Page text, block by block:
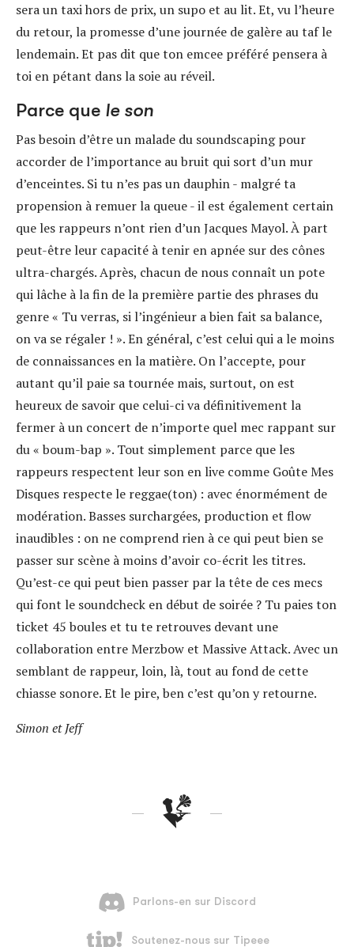
sera un taxi hors de prix, un supo et au lit. Et, vu l’heure
du retour, la promesse d’une journée de galère au taf le
lendemain. Et pas dit que ton emcee préféré pensera à
toi en pétant dans la soie au réveil.
Parce que le son
Pas besoin d’être un malade du soundscaping pour
accorder de l’importance au bruit qui sort d’un mur
d’enceintes. Si tu n’es pas un dauphin - malgré ta
propension à remuer la queue - il est également certain
que les rappeurs n’ont rien d’un Jacques Mayol. À part
peut-être leur capacité à tenir en apnée sur des cônes
ultra-chargés. Après, chacun de nous connaît un pote
qui lâche à la fin de la première partie des phrases du
genre « Tu verras, si l’ingénieur a bien fait sa balance,
on va se régaler ! ». En général, c’est celui qui a le moins
de connaissances en la matière. On l’accepte, pour
autant qu’il paie sa tournée mais, surtout, on est
heureux de savoir que celui-ci va définitivement la
fermer à un concert de n’importe quel mec rappant sur
du « boum-bap ». Tout simplement parce que les
rappeurs respectent leur son en live comme Goûte Mes
Disques respecte le reggae(ton) : avec énormément de
modération. Basses surchargées, production et flow
inaudibles : on ne comprend rien à ce qui peut bien se
passer sur scène à moins d’avoir co-écrit les titres.
Qu’est-ce qui peut bien passer par la tête de ces mecs
qui font le soundcheck en début de soirée ? Tu paies ton
ticket 45 boules et tu te retrouves devant une
collaboration entre Merzbow et Massive Attack. Avec un
semblant de rappeur, loin, là, tout au fond de cette
chiasse sonore. Et le pire, ben c’est qu’on y retourne.
Simon et Jeff